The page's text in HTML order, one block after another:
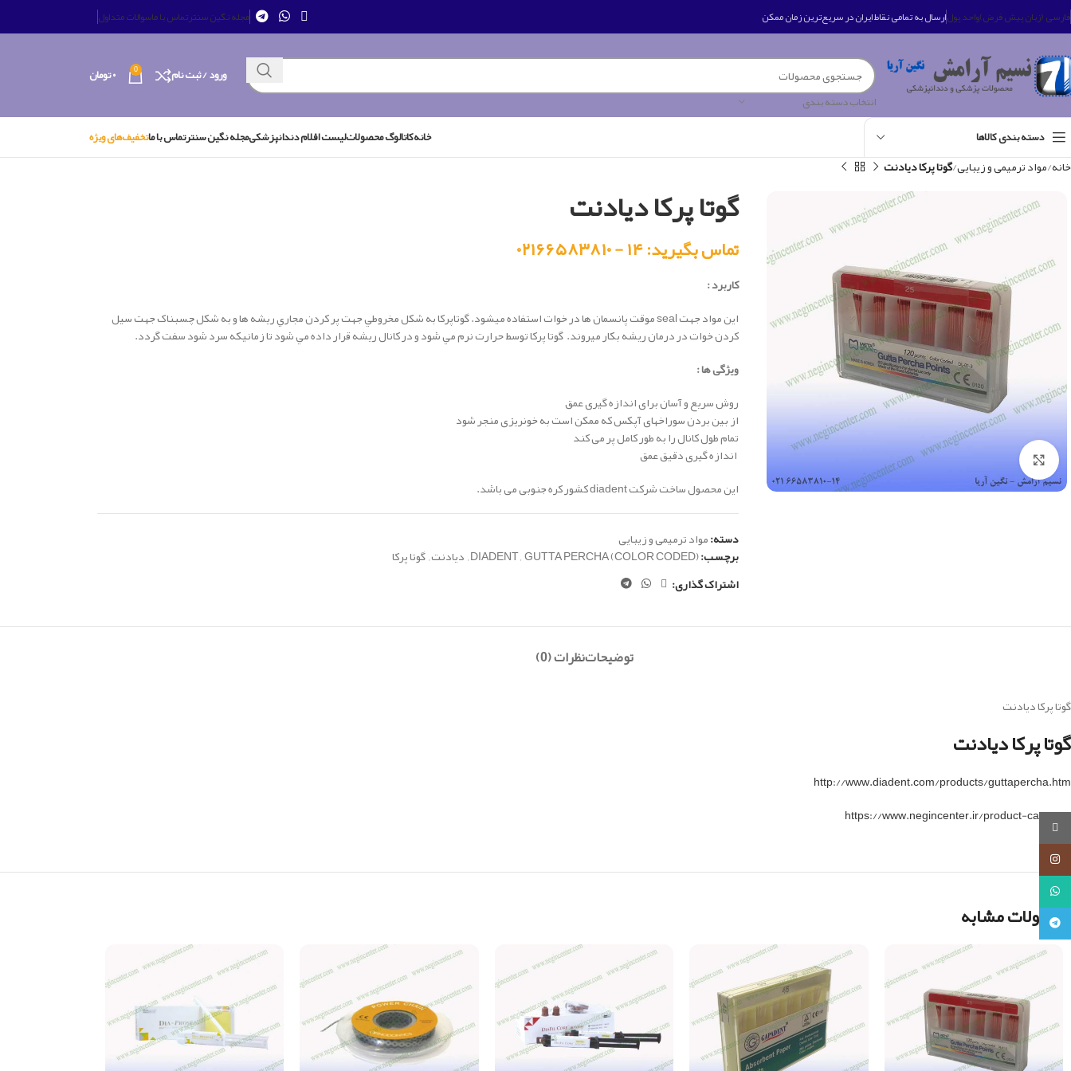
فارسی (زبان پیش فرض)واحد پولارسال به تمامی نقاط ایران در سریع‌ترین زمان ممکن مجله نگین سنترتماس با ماسوالات متداول
انتخاب دسته بندی
ورود / ثبت نام 0 ۰تومان
دسته بندی کالاها خانهکاتالوگ محصولاتلیست اقلام دندانپزشکیمجله نگین سنترتماس با ماتخفیف‌های ویژه
خانه مواد ترمیمی و زیبایی گوتا پرکا دیادنت
گوتا پرکا دیادنت
تماس بگیرید: ۱۴ - ۰۲۱۶۶۵۸۳۸۱۰
کاربرد :
اين مواد جهت seal موقت پانسمان ها در خوات استفاده ميشود. گوتاپرکا به شکل مخروطي جهت پر کردن مجاري ريشه ها و به شکل چسبناک جهت سيل
کردن خوات در درمان ريشه بکار ميروند. گوتا پرکا توسط حرارت نرم مي شود و در کانال ريشه قرار داده مي شود تا زمانيکه سرد شود سفت گردد.
ویژگی ها :
روش سریع و آسان برای اندازه گیری عمق
از بین بردن سوراخهای آپکس که ممکن است به خونریزی منجر شود
تمام طول کانال را به طور کامل پر می کند
اندازه گیری دقیق عمق
این محصول ساخت شرکت diadent کشور کره جنوبی می باشد.
دسته:مواد ترمیمی و زیبایی
برچسب: DIADENT,GUTTA PERCHA (COLOR CODED)
,دیادنت,گوتا پرکا
اشتراک گذاری:
توضیحاتنظرات (0)
گوتا پرکا دیادنت
گوتا پرکا دیادنت
http://www.diadent.com/products/guttapercha.htm
https://www.negincenter.ir/product-category
محصولات مشابه
تلگرام